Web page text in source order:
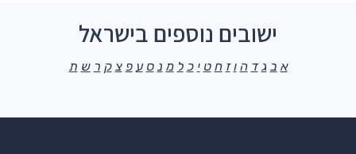
ישובים נוספים בישראל
א ב ג ד ה ו ז ח ט י כ ל מ נ ס ע פ צ ק ר ש ת